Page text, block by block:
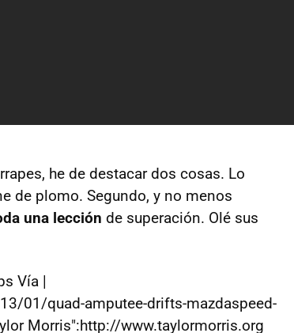
he de destacar dos cosas. Lo
de plomo. Segundo, y no menos
una lección de superación. Olé sus
Vía |
01/quad-amputee-drifts-mazdaspeed-
Morris":http://www.taylormorris.org